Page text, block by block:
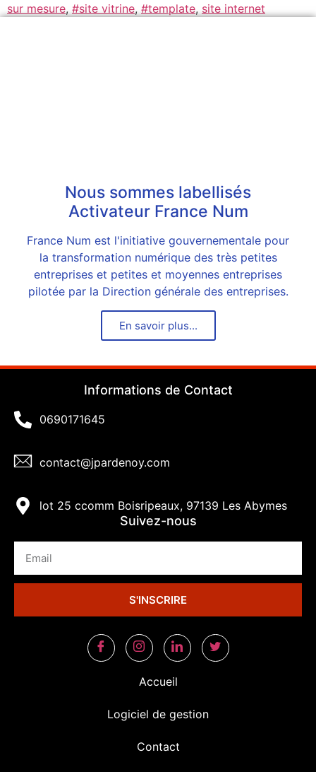
sur mesure, #site vitrine, #template, site internet
Nous sommes labellisés
Activateur France Num
France Num est l'initiative gouvernementale pour
la transformation numérique des très petites
entreprises et petites et moyennes entreprises
pilotée par la Direction générale des entreprises.
En savoir plus...
Informations de Contact
0690171645
contact@jpardenoy.com
lot 25 ccomm Boisripeaux, 97139 Les Abymes
Suivez-nous
S'INSCRIRE
Accueil
Logiciel de gestion
Contact